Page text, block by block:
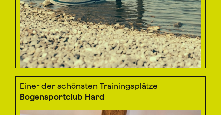
Einer der schönsten Trainingsplätze
Bogensportclub Hard